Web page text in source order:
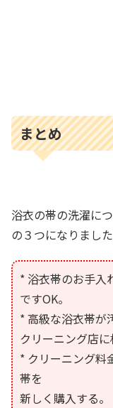
まとめ
浴衣の帯の洗濯に
の３つになりました
* 浴衣帯のお手入
ですOK。
* 高級な浴衣帯が
クリーニング店に
* クリーニング料
帯を
新しく購入する。